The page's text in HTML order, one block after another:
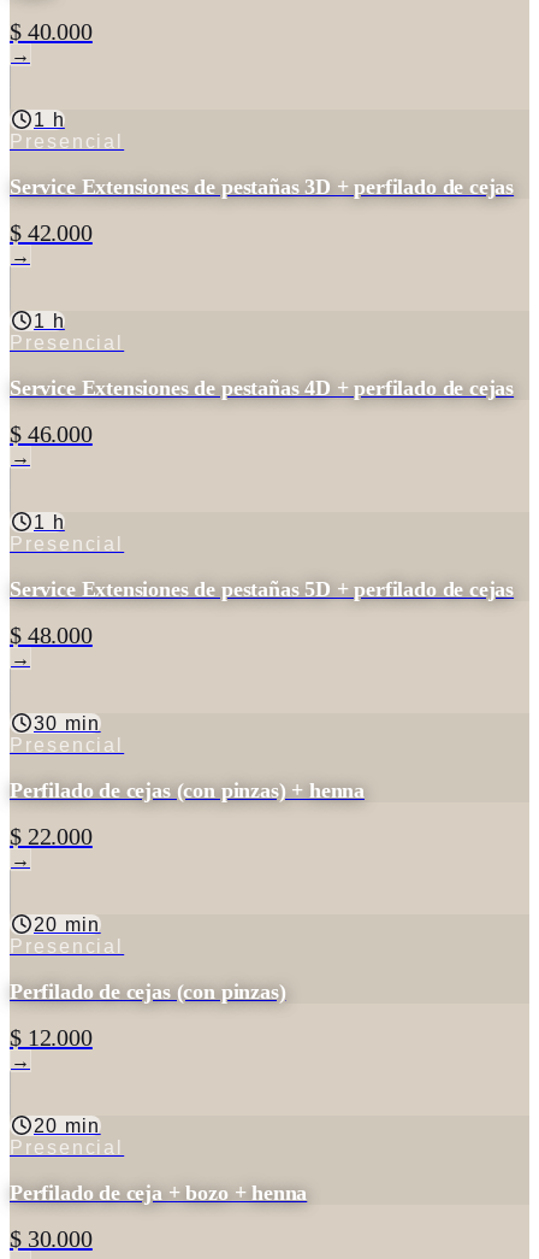
$ 40.000
→
1 h
Presencial
Service Extensiones de pestañas 3D + perfilado de cejas
$ 42.000
→
1 h
Presencial
Service Extensiones de pestañas 4D + perfilado de cejas
$ 46.000
→
1 h
Presencial
Service Extensiones de pestañas 5D + perfilado de cejas
$ 48.000
→
30 min
Presencial
Perfilado de cejas (con pinzas) + henna
$ 22.000
→
20 min
Presencial
Perfilado de cejas (con pinzas)
$ 12.000
→
20 min
Presencial
Perfilado de ceja + bozo + henna
$ 30.000